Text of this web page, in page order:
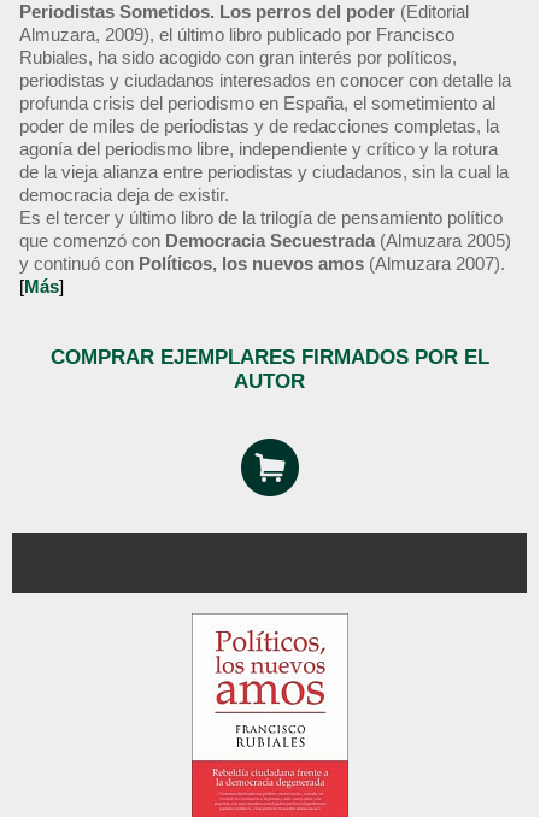
Periodistas Sometidos. Los perros del poder (Editorial
Almuzara, 2009), el último libro publicado por Francisco
Rubiales, ha sido acogido con gran interés por políticos,
periodistas y ciudadanos interesados en conocer con detalle la
profunda crisis del periodismo en España, el sometimiento al
poder de miles de periodistas y de redacciones completas, la
agonía del periodismo libre, independiente y crítico y la rotura
de la vieja alianza entre periodistas y ciudadanos, sin la cual la
democracia deja de existir.
Es el tercer y último libro de la trilogía de pensamiento político
que comenzó con Democracia Secuestrada (Almuzara 2005)
y continuó con Políticos, los nuevos amos (Almuzara 2007).
[Más]
COMPRAR EJEMPLARES FIRMADOS POR EL
AUTOR